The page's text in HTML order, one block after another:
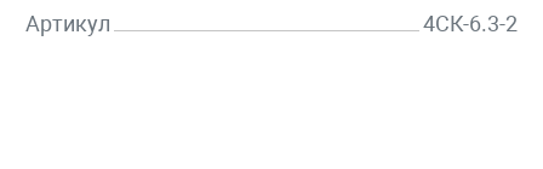
Артикул
4СК-6.3-2